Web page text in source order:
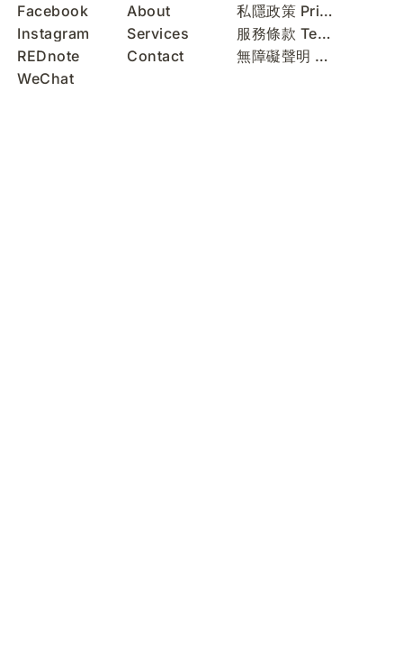
Facebook
Instagram
REDnote
WeChat
About
Services
Contact
私隱政策 Privacy Policy
服務條款 Terms of Use
無障礙聲明 Accessibility Statement